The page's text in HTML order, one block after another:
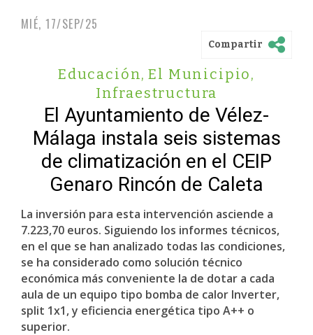
MIÉ, 17/SEP/25
Compartir
Educación, El Municipio,
Infraestructura
El Ayuntamiento de Vélez-
Málaga instala seis sistemas
de climatización en el CEIP
Genaro Rincón de Caleta
La inversión para esta intervención asciende a
7.223,70 euros. Siguiendo los informes técnicos,
en el que se han analizado todas las condiciones,
se ha considerado como solución técnico
económica más conveniente la de dotar a cada
aula de un equipo tipo bomba de calor Inverter,
split 1x1, y eficiencia energética tipo A++ o
superior.